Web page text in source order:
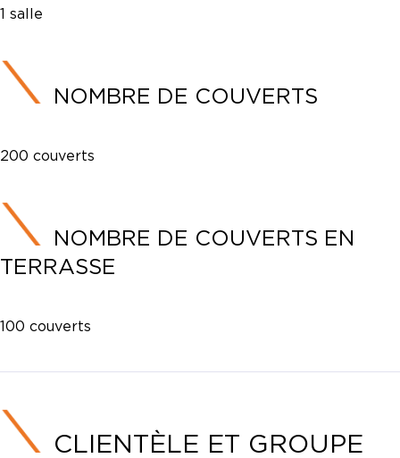
1 salle
NOMBRE DE COUVERTS
200 couverts
NOMBRE DE COUVERTS EN
TERRASSE
100 couverts
CLIENTÈLE ET GROUPE